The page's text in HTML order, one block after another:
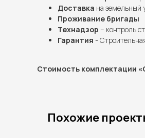
Доставка на земельный
Проживание бригады
Технадзор – контроль
Гарантия -
Стоимость комплектации
Похожие